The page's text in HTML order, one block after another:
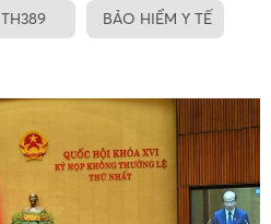
TH389 BẢO HIỂM Y TẾ